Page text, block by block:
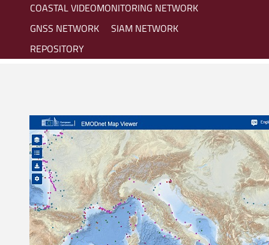
COASTAL VIDEOMONITORING NETWORK
GNSS NETWORK
SIAM NETWORK
REPOSITORY